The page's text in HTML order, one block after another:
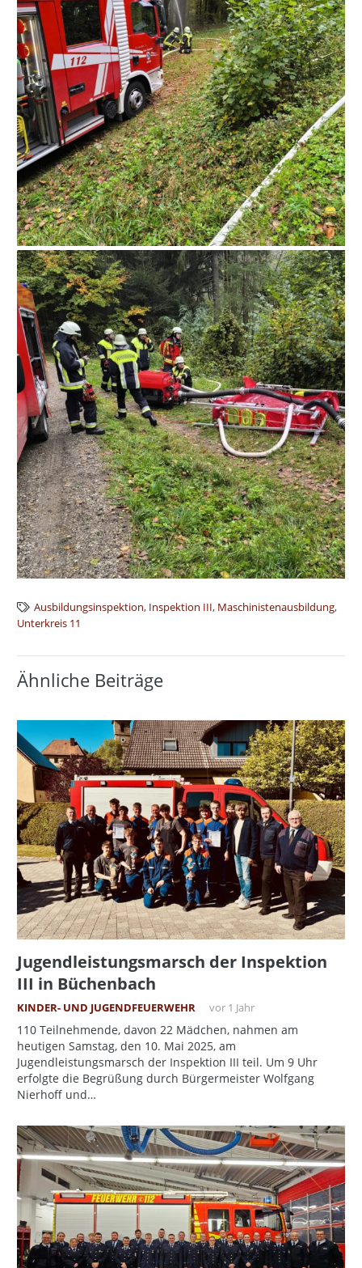
Ausbildungsinspektion, Inspektion III, Maschinistenausbildung,
Unterkreis 11
Ähnliche Beiträge
Jugendleistungsmarsch der Inspektion
III in Büchenbach
KINDER- UND JUGENDFEUERWEHR vor 1 Jahr
110 Teilnehmende, davon 22 Mädchen, nahmen am
heutigen Samstag, den 10. Mai 2025, am
Jugendleistungsmarsch der Inspektion III teil. Um 9 Uhr
erfolgte die Begrüßung durch Bürgermeister Wolfgang
Nierhoff und…